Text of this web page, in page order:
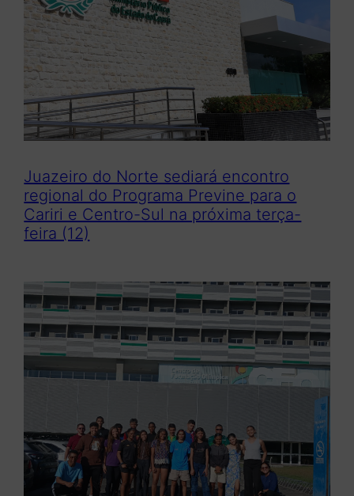
Juazeiro do Norte sediará encontro
regional do Programa Previne para o
Cariri e Centro-Sul na próxima terça-
feira (12)